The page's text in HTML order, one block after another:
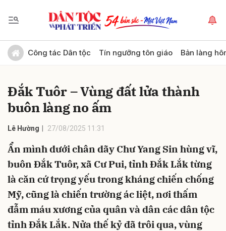
Công tác Dân tộc Tín ngưỡng tôn giáo Bản làng
Đắk Tuôr – Vùng đất lửa thành
buôn làng no ấm
Lê Hường 27/08/2025 11:31
Ẩn mình dưới chân dãy Chư Yang Sin hùng vĩ,
buôn Đắk Tuôr, xã Cư Pui, tỉnh Đắk Lắk từng
là căn cứ trọng yếu trong kháng chiến chống
Mỹ, cũng là chiến trường ác liệt, nơi thấm
đẫm máu xương của quân và dân các dân tộc
tỉnh Đắk Lắk. Nửa thế kỷ đã trôi qua, vùng
Gửi bình luận
Hủy Gửi